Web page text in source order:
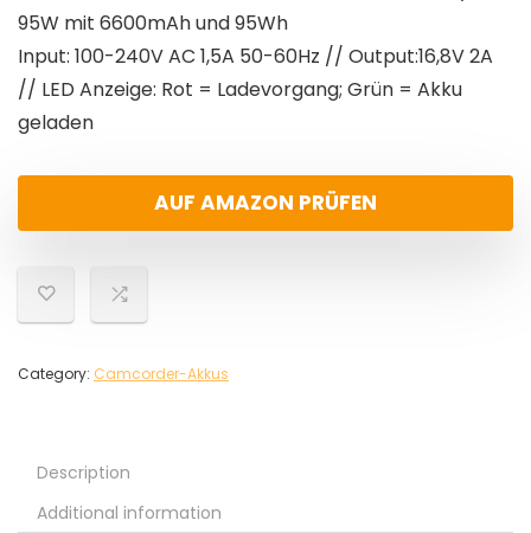
95W mit 6600mAh und 95Wh
Input: 100-240V AC 1,5A 50-60Hz // Output:16,8V 2A
// LED Anzeige: Rot = Ladevorgang; Grün = Akku
geladen
AUF AMAZON PRÜFEN
Category: Camcorder-Akkus
Description
Additional information